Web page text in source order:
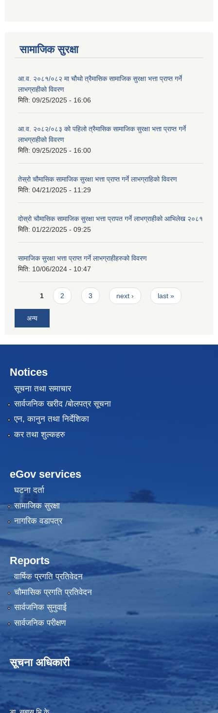
सामाजिक सुरक्षा
आ.व. २०८१/०८२ मा चौथो त्रैमासिक सामाजिक सुरक्षा भत्ता प्राप्त गर्ने
लाभग्राहीको विवरण
मिति: 09/25/2025 - 16:06
आ.व. २०८२/०८३ को पहिलो त्रैमासिक सामाजिक सुरक्षा भत्ता प्राप्त गर्ने
लाभग्राहीको विवरण
मिति: 09/25/2025 - 16:00
तेस्रो चौमासिक सामाजिक सुरक्षा भत्ता प्राप्त गर्ने लाभग्राहिको विवरण
मिति: 04/21/2025 - 11:29
दोस्रो चौमासिक सामाजिक सुरक्षा भत्ता प्रापत गर्ने लाभग्राहीको आभिलेख २०८१
मिति: 01/22/2025 - 09:25
सामाजिक सुरक्षा भत्ता प्राप्त गर्ने लाभग्राहीहरुको विवरण
मिति: 10/06/2024 - 10:47
Pages
1 2 3 next › last »
अन्य
Notices
सूचना तथा समाचार
सार्वजनिक खरीद /बोलपत्र सूचना
एन, कानुन तथा निर्देशिका
कर तथा शुल्कहरु
eGov services
घटना दर्ता
सामाजिक सुरक्षा
नागरिक वडापत्र
Reports
वार्षिक प्रगति प्रतिवेदन
चौमासिक प्रगति प्रतिवेदन
सार्वजनिक सुनुवाई
सार्वजनिक परीक्षण
सूचना अधिकारी